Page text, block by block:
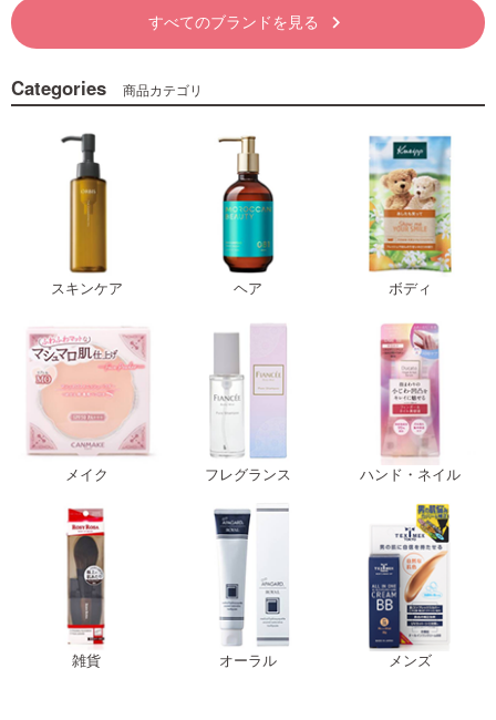
すべてのブランドを見る keyboard_arrow_right
Categories 商品カテゴリ
スキンケア ヘア ボディ
メイク フレグランス ハンド・ネイル
雑貨 オーラル メンズ